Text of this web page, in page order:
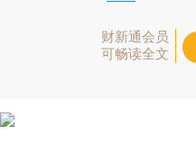
财新通会员
可畅读全文